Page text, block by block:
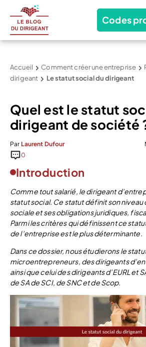
Codes
Accueil Comment créer une entreprise
dirigeant
Le statut social du dirigeant
Quel est le statut
dirigeant de société
Par Laurent Dufour
0
Introduction
Comme tout salarié, le dirigeant
statut social. Ce statut définit son
sociale et ses obligations juridiques,
Parmi les critères qui définissent ce
de l’entreprise est le plus déterminante.
Dans ce dossier, nous étudierons le
microentrepreneurs, des dirigeants
ainsi que celui des dirigeants d’EURL et
de SA de SCI, de SNC et de Scop.